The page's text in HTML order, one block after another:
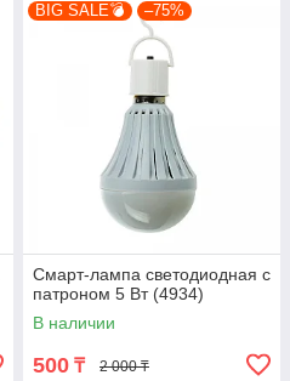
BIG SALE💣 –75%
Смарт-лампа светодиодная с
патроном 5 Вт (4934)
В наличии
500 ₸ 2 000 ₸